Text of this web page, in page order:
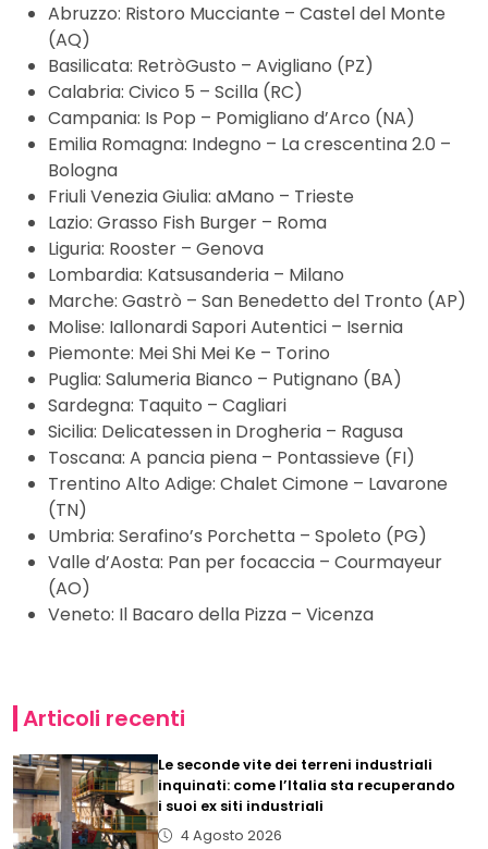
Abruzzo: Ristoro Mucciante – Castel del Monte
(AQ)
Basilicata: RetròGusto – Avigliano (PZ)
Calabria: Civico 5 – Scilla (RC)
Campania: Is Pop – Pomigliano d’Arco (NA)
Emilia Romagna: Indegno – La crescentina 2.0 –
Bologna
Friuli Venezia Giulia: aMano – Trieste
Lazio: Grasso Fish Burger – Roma
Liguria: Rooster – Genova
Lombardia: Katsusanderia – Milano
Marche: Gastrò – San Benedetto del Tronto (AP)
Molise: Iallonardi Sapori Autentici – Isernia
Piemonte: Mei Shi Mei Ke – Torino
Puglia: Salumeria Bianco – Putignano (BA)
Sardegna: Taquito – Cagliari
Sicilia: Delicatessen in Drogheria – Ragusa
Toscana: A pancia piena – Pontassieve (FI)
Trentino Alto Adige: Chalet Cimone – Lavarone
(TN)
Umbria: Serafino’s Porchetta – Spoleto (PG)
Valle d’Aosta: Pan per focaccia – Courmayeur
(AO)
Veneto: Il Bacaro della Pizza – Vicenza
Articoli recenti
Le seconde vite dei terreni industriali
inquinati: come l’Italia sta recuperando
i suoi ex siti industriali
4 Agosto 2026